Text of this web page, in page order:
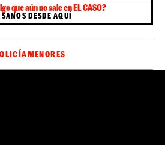
que aún no sale en EL CASO?
DESDE AQUÍ
MENORES